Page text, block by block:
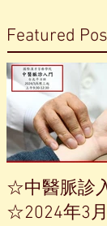
Featured
☆中醫脈診
☆2024年3